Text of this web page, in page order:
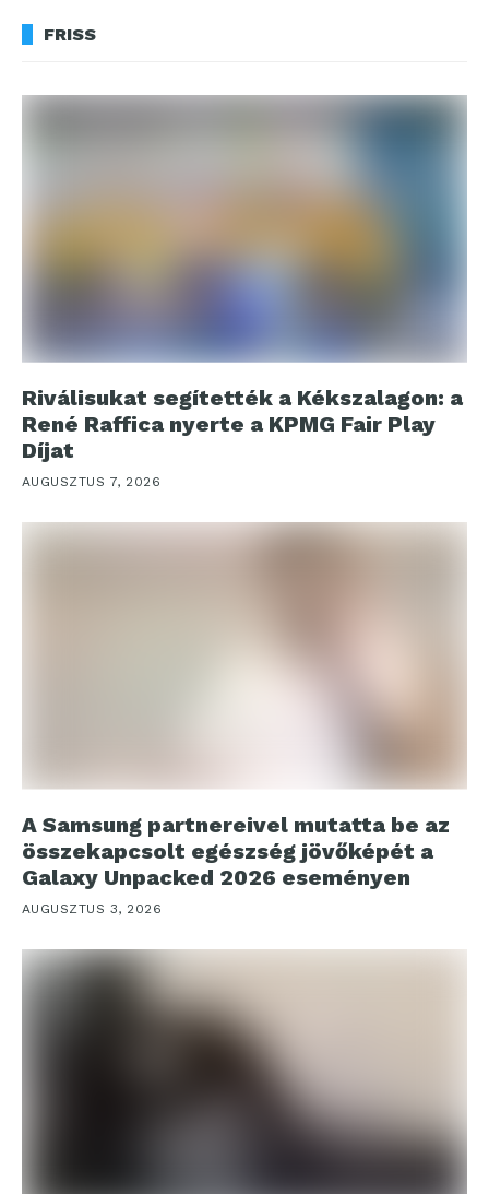
FRISS
Riválisukat segítették a Kékszalagon: a
René Raffica nyerte a KPMG Fair Play
Díjat
AUGUSZTUS 7, 2026
A Samsung partnereivel mutatta be az
összekapcsolt egészség jövőképét a
Galaxy Unpacked 2026 eseményen
AUGUSZTUS 3, 2026